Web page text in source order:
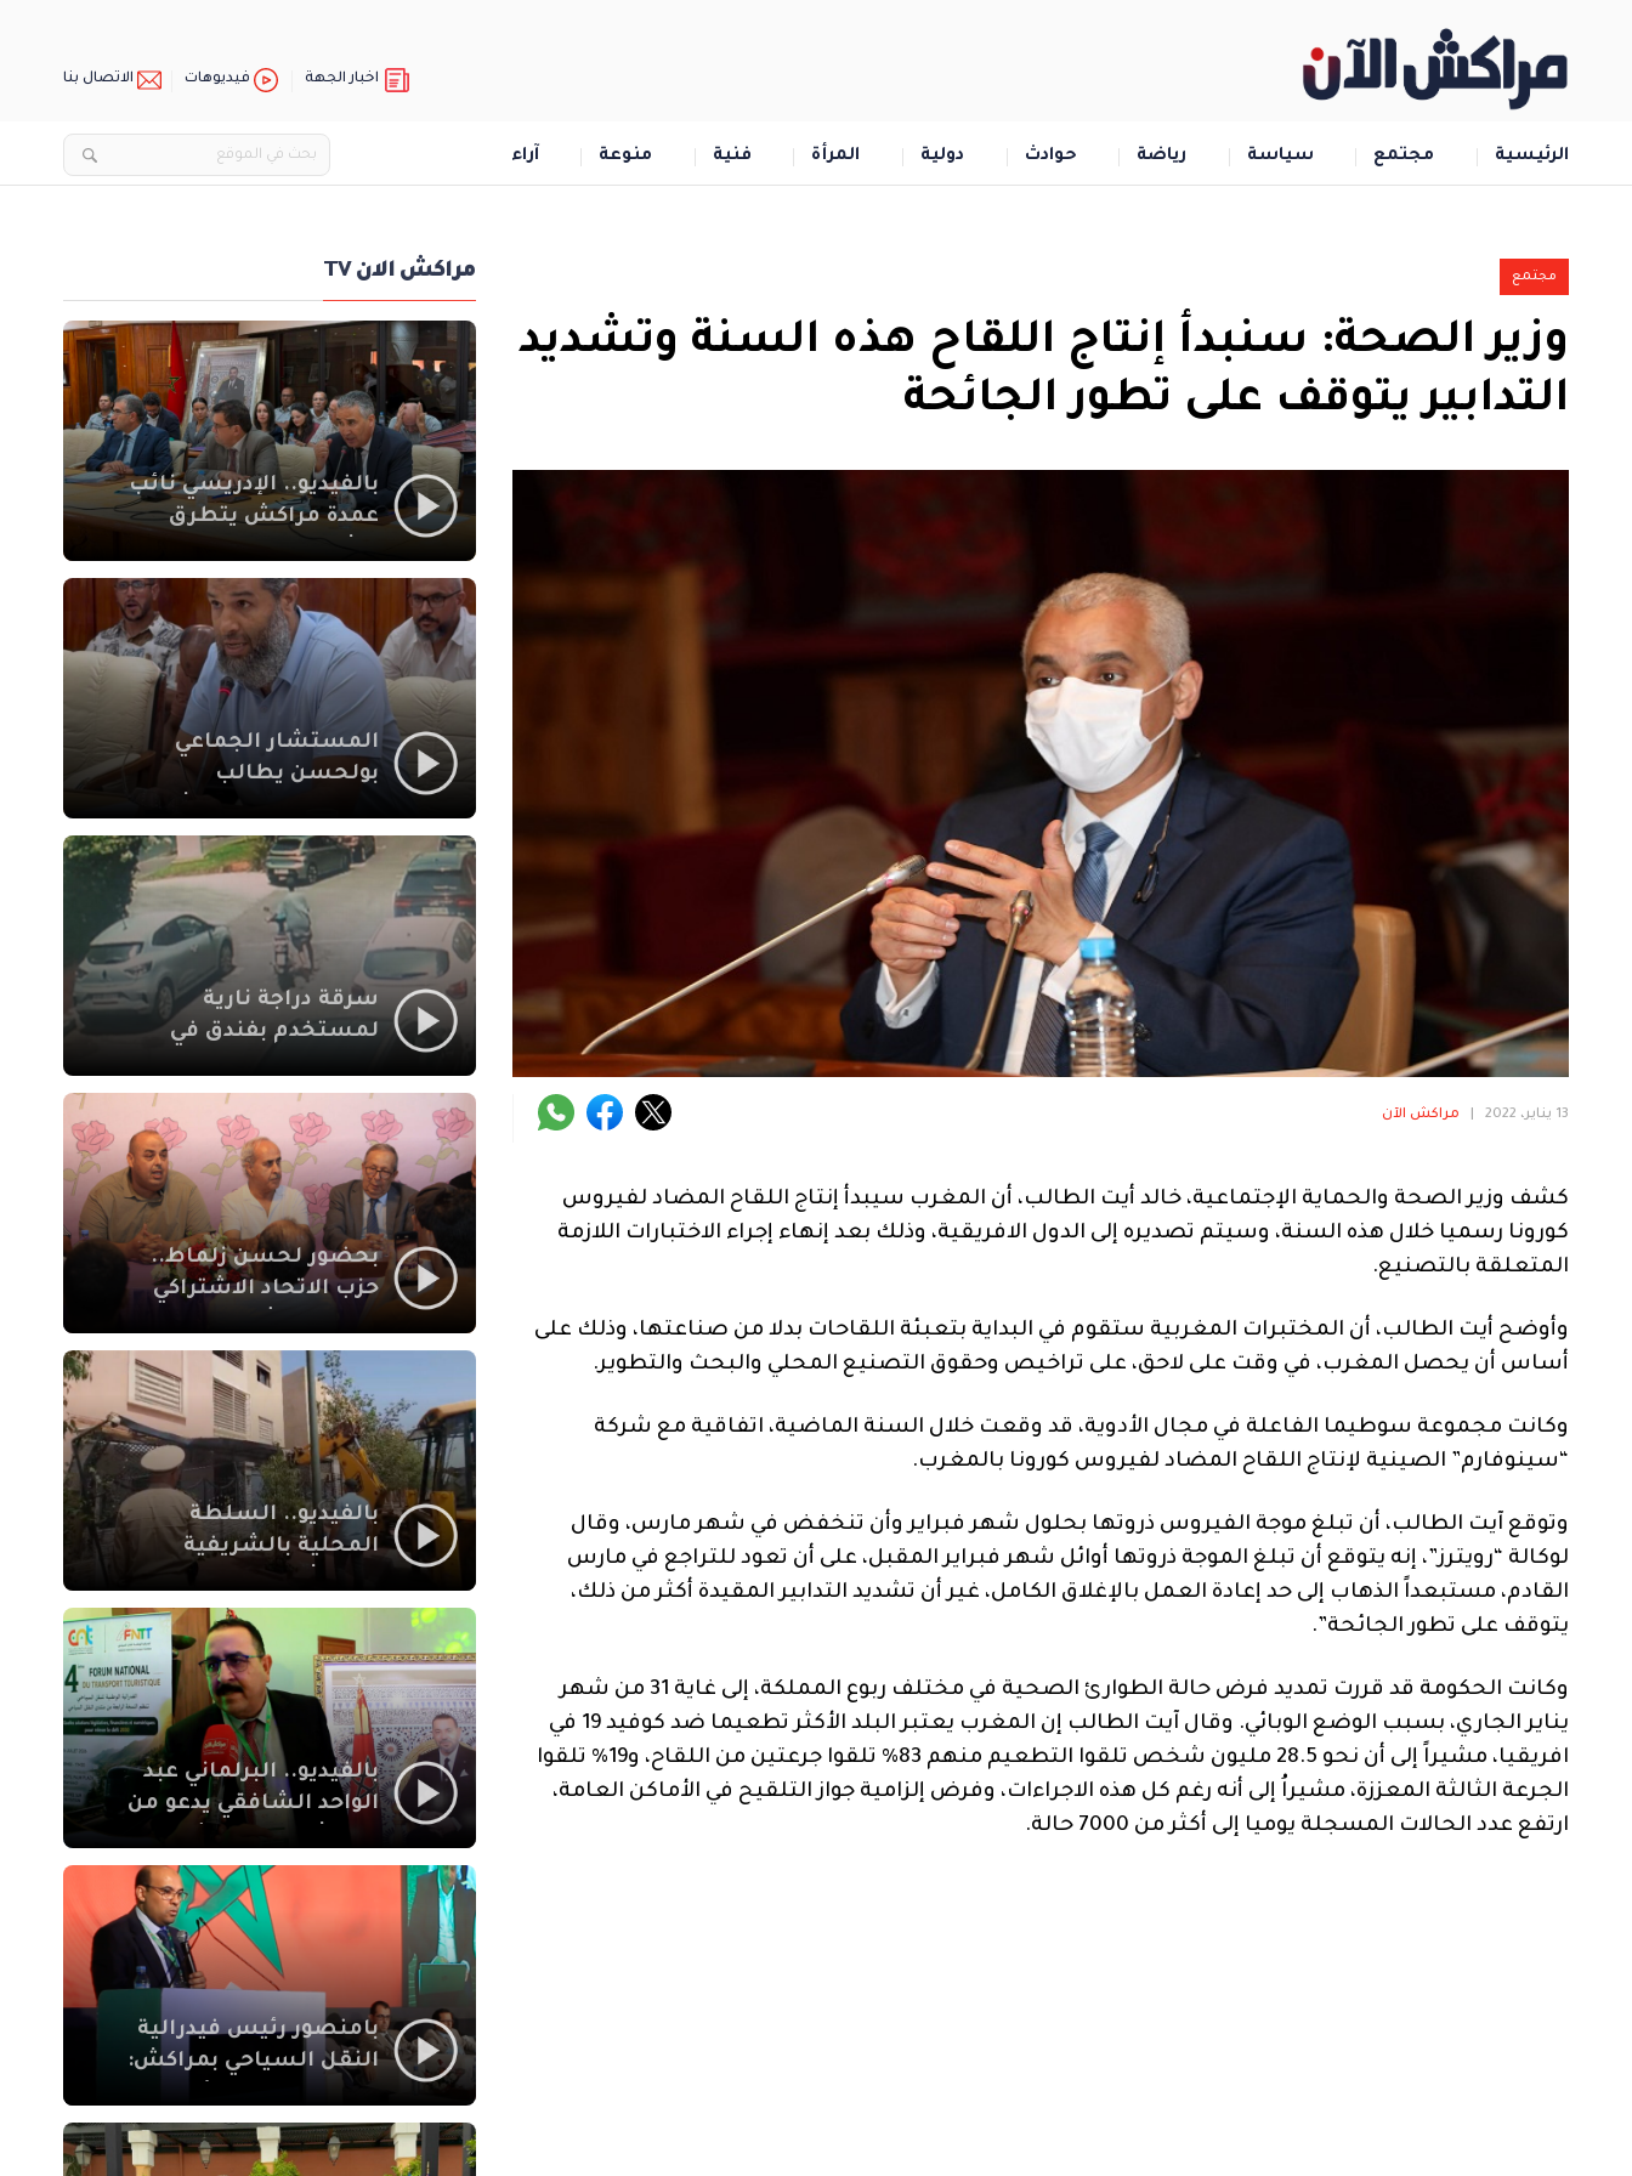
اخبار الجهة فيديوهات الاتصال بنا
الرئيسية مجتمع سياسة رياضة حوادث دولية المرأة فنية منوعة آراء
مجتمع
وزير الصحة: سنبدأ إنتاج اللقاح هذه السنة وتشديد
التدابير يتوقف على تطور الجائحة
13 يناير، 2022 مراكش الآن
كشف وزير الصحة والحماية الإجتماعية، خالد أيت الطالب، أن المغرب سيبدأ إنتاج اللقاح المضاد لفيروس
كورونا رسميا خلال هذه السنة، وسيتم تصديره إلى الدول الافريقية، وذلك بعد إنهاء إجراء الاختبارات اللازمة
المتعلقة بالتصنيع.
وأوضح أيت الطالب، أن المختبرات المغربية ستقوم في البداية بتعبئة اللقاحات بدلا من صناعتها، وذلك على
أساس أن يحصل المغرب، في وقت على لاحق، على تراخيص وحقوق التصنيع المحلي والبحث والتطوير.
وكانت مجموعة سوطيما الفاعلة في مجال الأدوية، قد وقعت خلال السنة الماضية، اتفاقية مع شركة
“سينوفارم” الصينية لإنتاج اللقاح المضاد لفيروس كورونا بالمغرب.
وتوقع آيت الطالب، أن تبلغ موجة الفيروس ذروتها بحلول شهر فبراير وأن تنخفض في شهر مارس، وقال
لوكالة “رويترز”، إنه يتوقع أن تبلغ الموجة ذروتها أوائل شهر فبراير المقبل، على أن تعود للتراجع في مارس
القادم، مستبعداً الذهاب إلى حد إعادة العمل بالإغلاق الكامل، غير أن تشديد التدابير المقيدة أكثر من ذلك،
يتوقف على تطور الجائحة”.
وكانت الحكومة قد قررت تمديد فرض حالة الطوارئ الصحية في مختلف ربوع المملكة، إلى غاية 31 من شهر
يناير الجاري، بسبب الوضع الوبائي. وقال آيت الطالب إن المغرب يعتبر البلد الأكثر تطعيما ضد كوفيد 19 في
افريقيا، مشيراً إلى أن نحو 28.5 مليون شخص تلقوا التطعيم منهم 83% تلقوا جرعتين من اللقاح، و19% تلقوا
الجرعة الثالثة المعززة، مشيراُ إلى أنه رغم كل هذه الاجراءات، وفرض إلزامية جواز التلقيح في الأماكن العامة،
ارتفع عدد الحالات المسجلة يوميا إلى أكثر من 7000 حالة.
مراكش الان TV
بالفيديو.. الإدريسي نائب
عمدة مراكش يتطرق
الاجتماعي في نقل
المحطة الطرقية إلى
العزوزية
المستشار الجماعي
بولحسن يطالب
أشغال شارع علال
الفاسي بمراكش
سرقة دراجة نارية
لمستخدم بفندق في
بمراكش
بحضور لحسن زلماط..
حزب الاتحاد الاشتراكي
مقراً بمقاطعة سيدي
يوسف بن علي مراكش
بالفيديو.. السلطة
المحلية بالشريفية
بنايات غير قانونية بإقامة
الإيمان
بالفيديو.. البرلماني عبد
الواحد الشافقي يدعو من
النقل السياحي لمواكبة
بامنصور رئيس فيدرالية
النقل السياحي بمراكش:
والاصلاح التشريعي
ركيزتان أساسيتان لكسب